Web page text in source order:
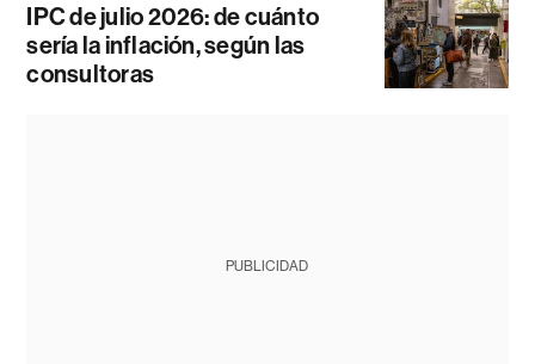
IPC de julio 2026: de cuánto
sería la inflación, según las
consultoras
PUBLICIDAD